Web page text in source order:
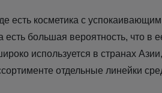
есть косметика с
есть большая вероятность, что в
используется в странах
отдельные линейки